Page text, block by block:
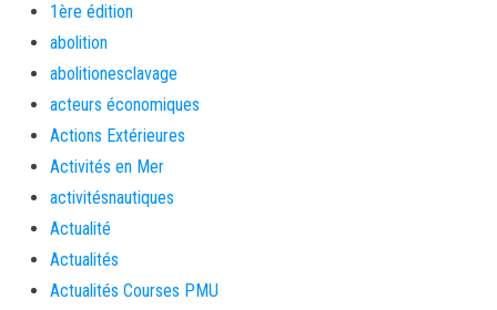
1ère édition
abolition
abolitionesclavage
acteurs économiques
Actions Extérieures
Activités en Mer
activitésnautiques
Actualité
Actualités
Actualités Courses PMU